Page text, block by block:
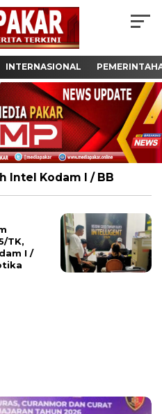
INTERNASIONAL
Intel Kodam I / BB
TK,
I /